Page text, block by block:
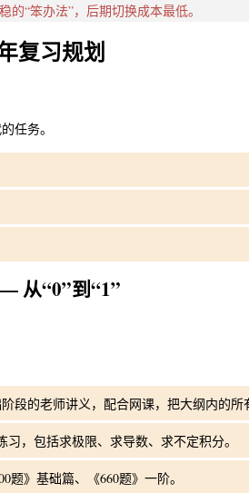
“笨办法”，后期切换成本最低。
复习规划
任务。
从“0”到“1”
的老师讲义，配合网课，把大纲内的所
，包括求极限、求导数、求不定积分。
》基础篇、《660题》一阶。